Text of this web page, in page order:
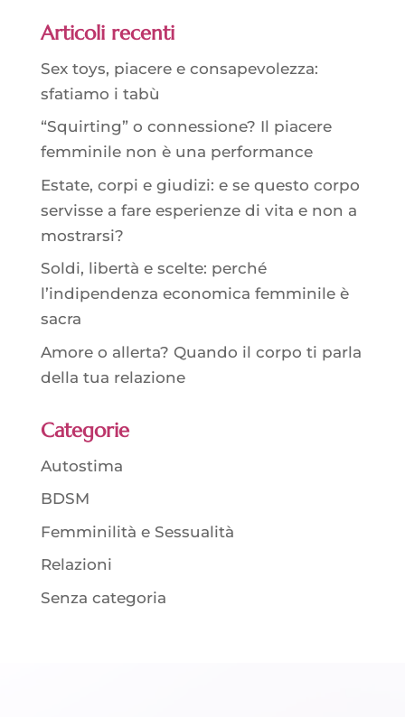
Articoli recenti
Sex toys, piacere e consapevolezza:
sfatiamo i tabù
“Squirting” o connessione? Il piacere
femminile non è una performance
Estate, corpi e giudizi: e se questo corpo
servisse a fare esperienze di vita e non a
mostrarsi?
Soldi, libertà e scelte: perché
l’indipendenza economica femminile è
sacra
Amore o allerta? Quando il corpo ti parla
della tua relazione
Categorie
Autostima
BDSM
Femminilità e Sessualità
Relazioni
Senza categoria